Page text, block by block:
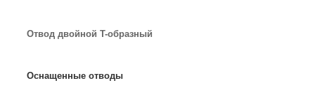
Отвод двойной T-образный
Оснащенные отводы